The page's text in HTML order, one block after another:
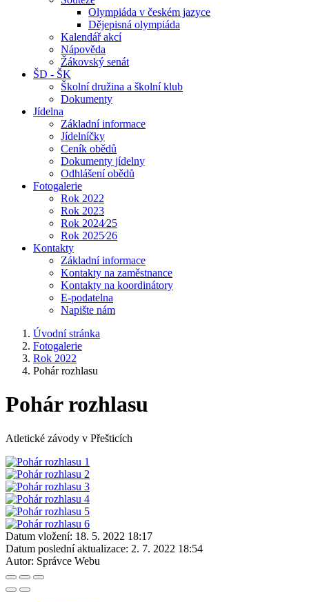
Olympiáda v českém jazyce
Dějepisná olympiáda
Kalendář akcí
Nápověda
Žákovský senát
ŠD - ŠK
Školní družina a školní klub
Dokumenty
Jídelna
Základní informace
Jídelníčky
Ceník obědů
Dokumenty jídelny
Odhlášení obědů
Fotogalerie
Rok 2022
Rok 2023
Rok 2024⁄25
Rok 2025⁄26
Kontakty
Základní informace
Kontakty na zaměstnance
Kontakty na koordinátory
E-podatelna
Napište nám
Úvodní stránka
Fotogalerie
Rok 2022
Pohár rozhlasu
Pohár rozhlasu
Atletické závody v Přešticích
Datum vložení: 18. 5. 2022 18:17
Datum poslední aktualizace: 2. 7. 2022 18:54
Autor: Správce Webu